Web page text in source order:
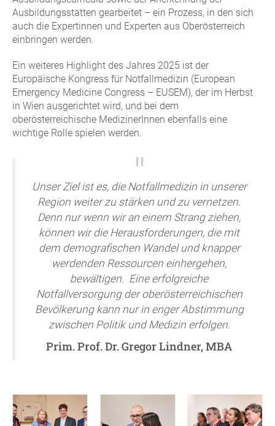
Ausbildungsstätten gearbeitet – ein Prozess, in den sich
auch die Expertinnen und Experten aus Oberösterreich
einbringen werden.
Ein weiteres Highlight des Jahres 2025 ist der
Europäische Kongress für Notfallmedizin (European
Emergency Medicine Congress – EUSEM), der im Herbst
in Wien ausgerichtet wird, und bei dem
oberösterreichische MedizinerInnen ebenfalls eine
wichtige Rolle spielen werden.
Unser Ziel ist es, die Notfallmedizin in unserer
Region weiter zu stärken und zu vernetzen.
Denn nur wenn wir an einem Strang ziehen,
können wir die Herausforderungen, die mit
dem demografischen Wandel und knapper
werdenden Ressourcen einhergehen,
bewältigen. Eine erfolgreiche
Notfallversorgung der oberösterreichischen
Bevölkerung kann nur in enger Abstimmung
zwischen Politik und Medizin erfolgen.
Prim. Prof. Dr. Gregor Lindner, MBA